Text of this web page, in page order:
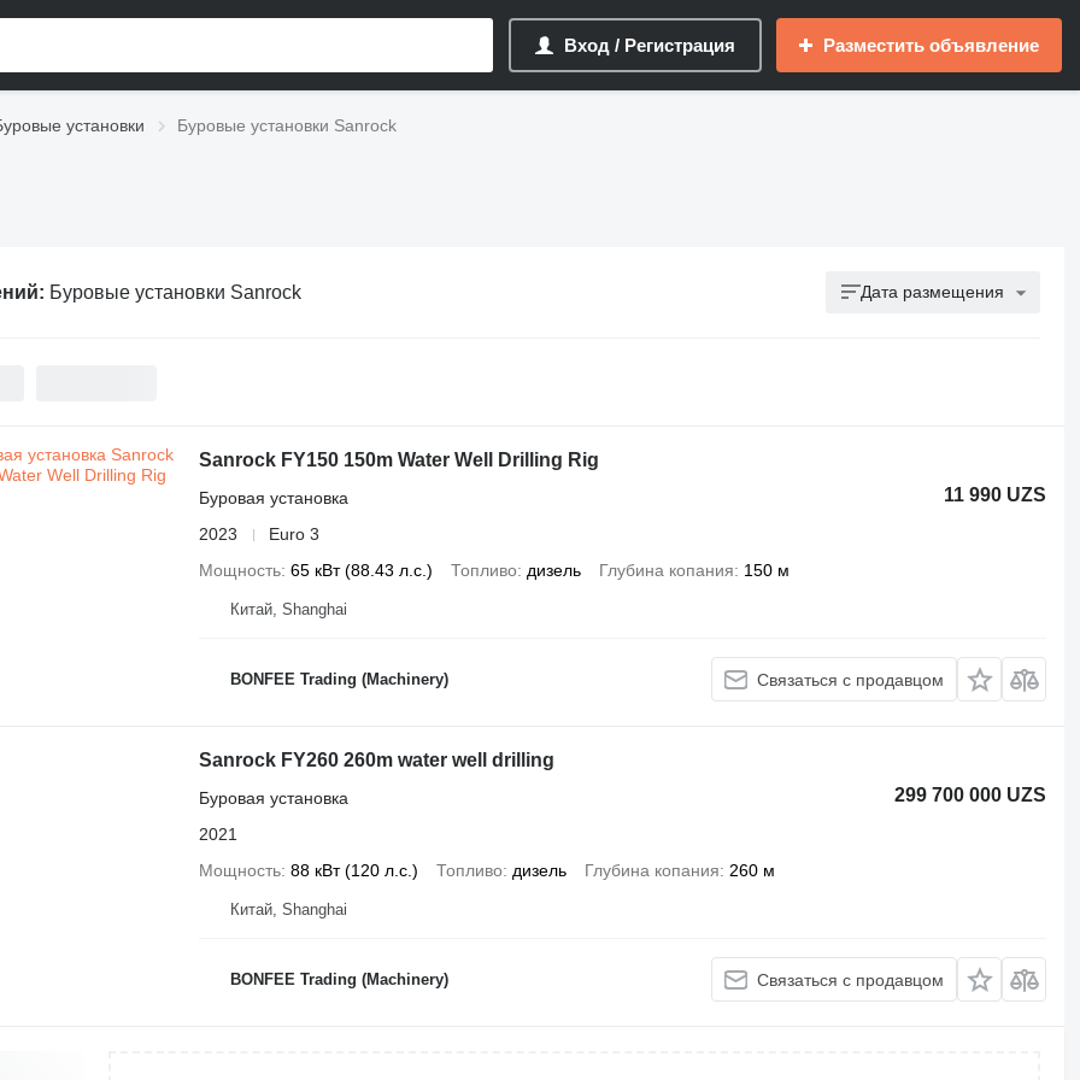
Вход / Регистрация Разместить объявление
установки Буровые установки Sanrock
Буровые установки Sanrock Дата размещения
Sanrock FY150 150m Water Well Drilling Rig
11 990 UZS
Буровая установка
2023
Euro 3
Мощность 65 кВт (88.43 л.с.) Топливо дизель Глубина копания 150 м
Китай, Shanghai
BONFEE Trading (Machinery) Связаться с продавцом
Sanrock FY260 260m water well drilling
299 700 000 UZS
Буровая установка
2021
Мощность 88 кВт (120 л.с.) Топливо дизель Глубина копания 260 м
Китай, Shanghai
BONFEE Trading (Machinery) Связаться с продавцом